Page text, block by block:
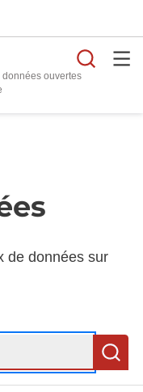
données ouvertes
de données sur